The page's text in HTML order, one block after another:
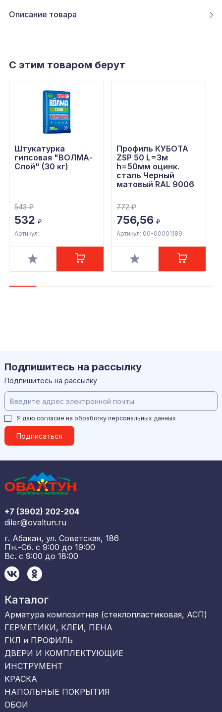
Описание товара
С этим товаром берут
Штукатурка
гипсовая "ВОЛМА-
Слой" (30 кг)
532 ₽
543₽
Артикул:
Профиль КУБОТА
ZSP 50 L=3м
h=50мм оцинк.
сталь Черный
матовый RAL 9006
756,56 ₽
772₽
Артикул: 00-00001189
Подпишитесь на рассылку
Подпишитесь на рассылку
Я даю согласие на обработку персональных данных
Подписаться
Каталог
Арматура композитная (стеклопластиковая, АСП)
ГЕРМЕТИКИ, КЛЕИ, ПЕНА
ГКЛ и ПРОФИЛЬ
ДВЕРИ И КОМПЛЕКТУЮЩИЕ
ИНСТРУМЕНТ
КРАСКА
НАПОЛЬНЫЕ ПОКРЫТИЯ
ОБОИ
г. Абакан, ул. Советская, 186
Пн.-Сб. с 9:00 до 19:00
Вс. с 9:00 до 18:00
+7 (3902) 202-204
diler@ovaltun.ru